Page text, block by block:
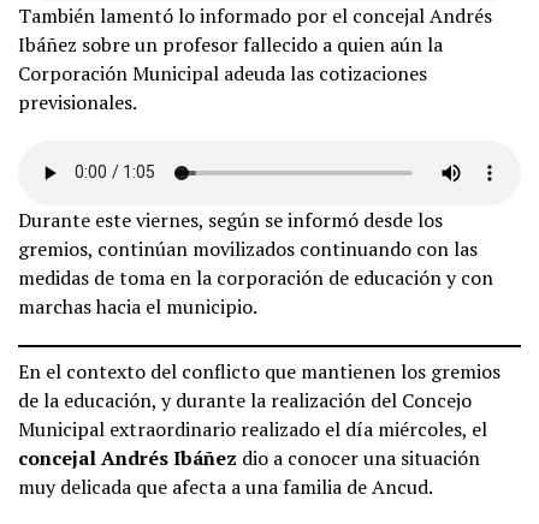
También lamentó lo informado por el concejal Andrés
Ibáñez sobre un profesor fallecido a quien aún la
Corporación Municipal adeuda las cotizaciones
previsionales.
Durante este viernes, según se informó desde los
gremios, continúan movilizados continuando con las
medidas de toma en la corporación de educación y con
marchas hacia el municipio.
En el contexto del conflicto que mantienen los gremios
de la educación, y durante la realización del Concejo
Municipal extraordinario realizado el día miércoles, el
concejal Andrés Ibáñez dio a conocer una situación
muy delicada que afecta a una familia de Ancud.